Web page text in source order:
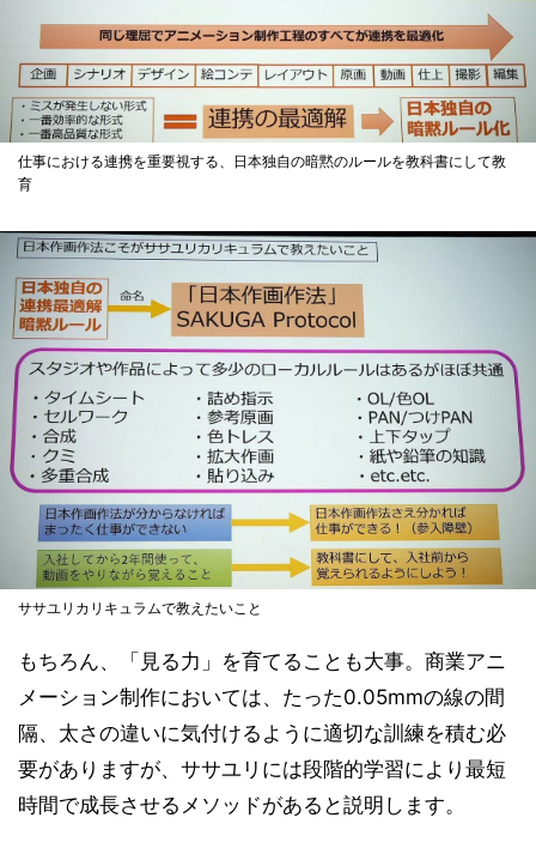
仕事における連携を重要視する、日本独自の暗黙のルールを教科書にして教
育
ササユリカリキュラムで教えたいこと
もちろん、「見る力」を育てることも大事。商業アニ
メーション制作においては、たった0.05mmの線の間
隔、太さの違いに気付けるように適切な訓練を積む必
要がありますが、ササユリには段階的学習により最短
時間で成長させるメソッドがあると説明します。